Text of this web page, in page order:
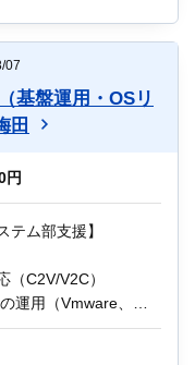
あります。
気軽にご相談くださ
か？
す。
07
基盤運用・OSリ
田
円
テム部支援】
（C2V/V2C）
運用（Vmware、
Linux）